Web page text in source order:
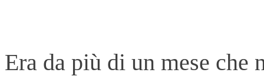
Era da più di un mese che